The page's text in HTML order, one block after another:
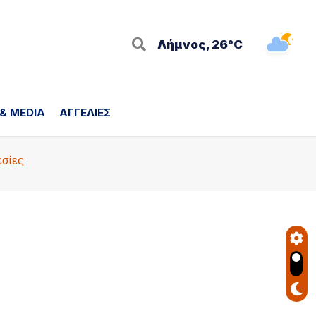
Λήμνος, 26°C
MEDIA ΑΓΓΕΛΙΕΣ